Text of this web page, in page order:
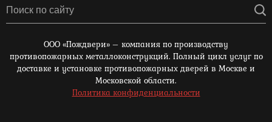
ООО «Пождвери» – компания по производству
противопожарных металлоконструкций. Полный цикл услуг по
доставке и установке противопожарных дверей в Москве и
Московской области.
Политика конфиденциальности